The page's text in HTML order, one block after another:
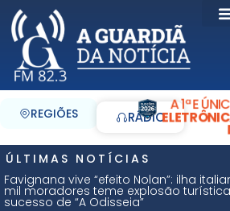
REGIÕES RÁDIO
A 1ª E
ÚLTIMAS NOTÍCIAS
Favignana vive “efeito Nolan”: ilha
mil moradores teme explosão
sucesso de “A Odisseia”